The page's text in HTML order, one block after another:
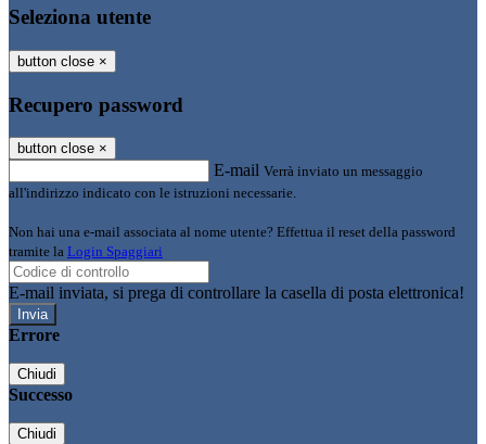
Seleziona utente
button close ×
Recupero password
button close ×
E-mail Verrà inviato un messaggio
all'indirizzo indicato con le istruzioni necessarie.
Non hai una e-mail associata al nome utente? Effettua il reset della password
tramite la Login Spaggiari
E-mail inviata, si prega di controllare la casella di posta elettronica!
Errore
Chiudi
Successo
Chiudi